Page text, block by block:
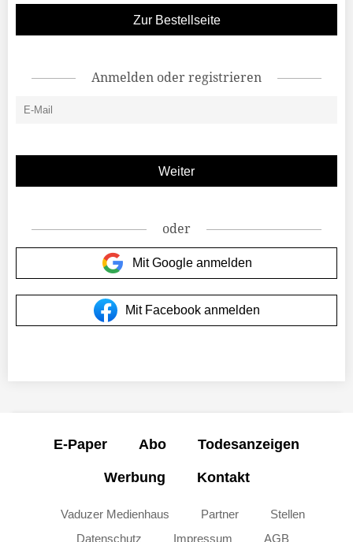
Zur Bestellseite
Anmelden oder registrieren
oder
Mit Google anmelden
Mit Facebook anmelden
E-Paper Abo Todesanzeigen
Werbung Kontakt
Vaduzer Medienhaus Partner
Stellen
Datenschutz
Impressum AGB